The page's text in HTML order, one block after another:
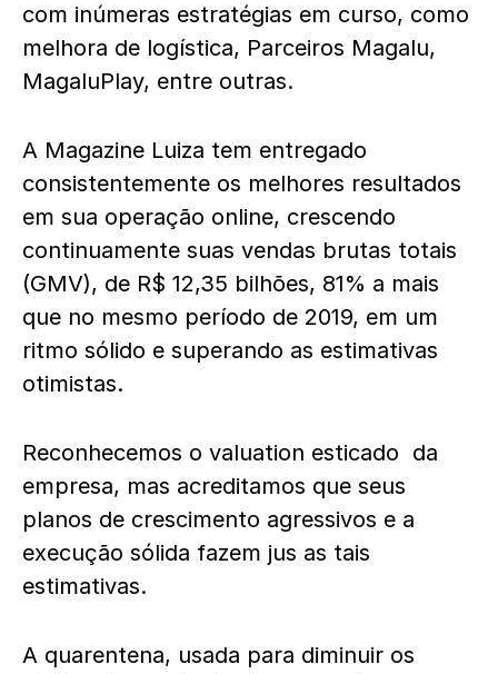
com inúmeras estratégias em curso, como
melhora de logística, Parceiros Magalu,
MagaluPlay, entre outras.
A Magazine Luiza tem entregado
consistentemente os melhores resultados
em sua operação online, crescendo
continuamente suas vendas brutas totais
(GMV), de R$ 12,35 bilhões, 81% a mais
que no mesmo período de 2019, em um
ritmo sólido e superando as estimativas
otimistas.
Reconhecemos o valuation esticado da
empresa, mas acreditamos que seus
planos de crescimento agressivos e a
execução sólida fazem jus as tais
estimativas.
A quarentena, usada para diminuir os